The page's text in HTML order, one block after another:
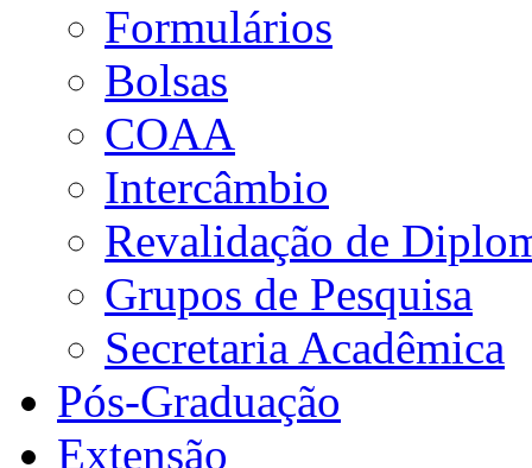
Formulários
Bolsas
COAA
Intercâmbio
Revalidação de
Grupos de Pesquisa
Secretaria Acadêmica
Pós-Graduação
Extensão